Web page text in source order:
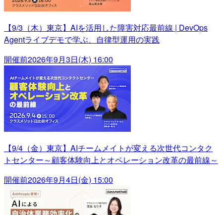
【9/3（木）東京】AIを活用した障害対応最前線 | DevOps
Agentライブデモで学ぶ、自律型運用の実践
開催前2026年9月3日(木) 16:00
【9/4（金）東京】AIチームメイトが変える次世代コンタク
トセンター～顧客体験向上とオペレーション改革の最前線～
開催前2026年9月4日(金) 15:00